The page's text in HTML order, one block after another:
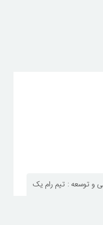
تیم رام یک و توسعه :